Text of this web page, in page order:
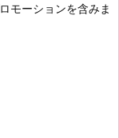
モーションを含みま